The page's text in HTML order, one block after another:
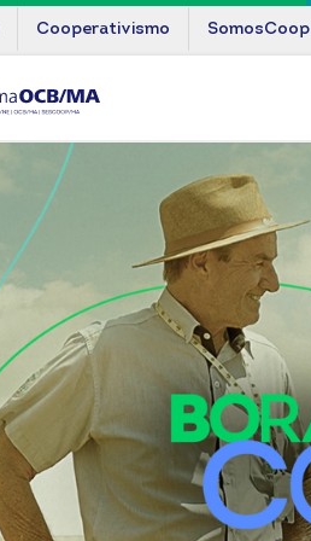
Cooperativismo SomosCoop